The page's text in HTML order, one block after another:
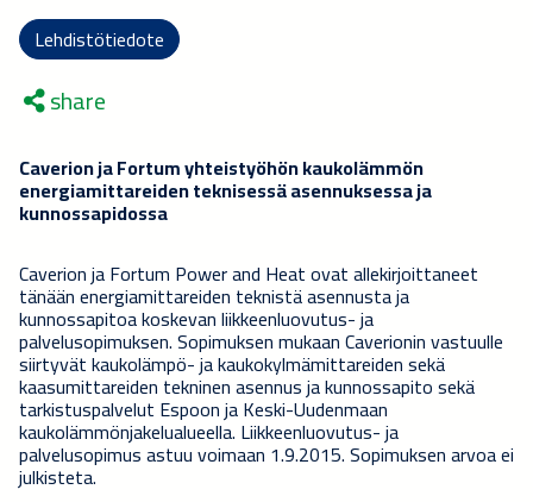
Lehdistötiedote
share
Caverion ja Fortum yhteistyöhön kaukolämmön
energiamittareiden teknisessä asennuksessa ja
kunnossapidossa
Caverion ja Fortum Power and Heat ovat allekirjoittaneet
tänään energiamittareiden teknistä asennusta ja
kunnossapitoa koskevan liikkeenluovutus- ja
palvelusopimuksen. Sopimuksen mukaan Caverionin vastuulle
siirtyvät kaukolämpö- ja kaukokylmämittareiden sekä
kaasumittareiden tekninen asennus ja kunnossapito sekä
tarkistuspalvelut Espoon ja Keski-Uudenmaan
kaukolämmönjakelualueella. Liikkeenluovutus- ja
palvelusopimus astuu voimaan 1.9.2015. Sopimuksen arvoa ei
julkisteta.